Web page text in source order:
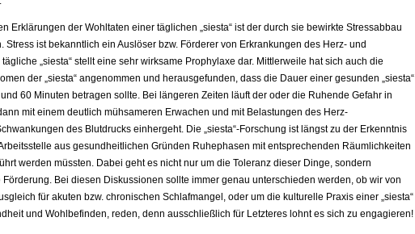
Erklärungen der Wohltaten einer täglichen „siesta“ ist der durch sie bewirkte Stressabbau
Stress ist bekanntlich ein Auslöser bzw. Förderer von Erkrankungen des Herz- und
„siesta“ stellt eine sehr wirksame Prophylaxe dar. Mittlerweile hat sich auch die
der „siesta“ angenommen und herausgefunden, dass die Dauer einer gesunden „siesta“
60 Minuten betragen sollte. Bei längeren Zeiten läuft der oder die Ruhende Gefahr in
mit einem deutlich mühsameren Erwachen und mit Belastungen des Herz-
des Blutdrucks einhergeht. Die „siesta“-Forschung ist längst zu der Erkenntnis
aus gesundheitlichen Gründen Ruhephasen mit entsprechenden Räumlichkeiten
werden müssten. Dabei geht es nicht nur um die Toleranz dieser Dinge, sondern
Bei diesen Diskussionen sollte immer genau unterschieden werden, ob wir von
für akuten bzw. chronischen Schlafmangel, oder um die kulturelle Praxis einer „siesta“
und Wohlbefinden, reden, denn ausschließlich für Letzteres lohnt es sich zu engagieren!